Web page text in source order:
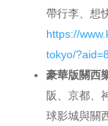
帶行李、想
https://
tokyo/
豪華版關西
阪、京都、
球影城與關